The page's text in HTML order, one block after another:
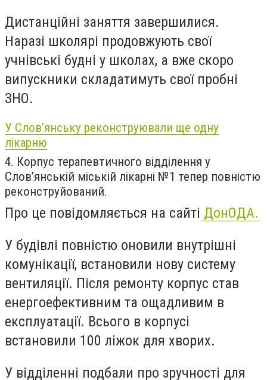
Дистанційні заняття завершилися.
Наразі школярі продовжують свої
учнівські будні у школах, а вже скоро
випускники складатимуть свої пробні
ЗНО.
У Слов’янську реконструювали ще одну
лікарню
4. Корпус терапевтичного відділення у
Слов’янській міській лікарні №1 тепер повністю
реконструйований.
Про це повідомляється на сайті ДонОДА.
У будівлі повністю оновили внутрішні
комунікації, встановили нову систему
вентиляції. Після ремонту корпус став
енергоефективним та ощадливим в
експлуатації. Всього в корпусі
встановили 100 ліжок для хворих.
У відділенні подбали про зручності для